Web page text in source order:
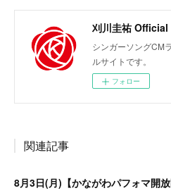
刈川圭祐
シンガーソングCM
ルサイトです。
フォロー
関連記事